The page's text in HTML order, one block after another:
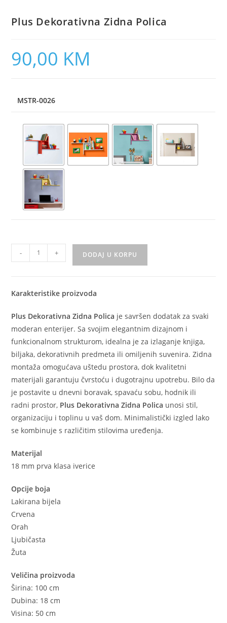
Plus Dekorativna Zidna Polica
90,00 KM
MSTR-0026
- + DODAJ U KORPU
Karakteristike proizvoda
Plus Dekorativna Zidna Polica je savršen dodatak za svaki
moderan enterijer. Sa svojim elegantnim dizajnom i
funkcionalnom strukturom, idealna je za izlaganje knjiga,
biljaka, dekorativnih predmeta ili omiljenih suvenira. Zidna
montaža omogućava uštedu prostora, dok kvalitetni
materijali garantuju čvrstoću i dugotrajnu upotrebu. Bilo da
je postavite u dnevni boravak, spavaću sobu, hodnik ili
radni prostor, Plus Dekorativna Zidna Polica unosi stil,
organizaciju i toplinu u vaš dom. Minimalistički izgled lako
se kombinuje s različitim stilovima uređenja.
Materijal
18 mm prva klasa iverice
Opcije boja
Lakirana bijela
Crvena
Orah
Ljubičasta
Žuta
Veličina proizvoda
Širina: 100 cm
Dubina: 18 cm
Visina: 50 cm